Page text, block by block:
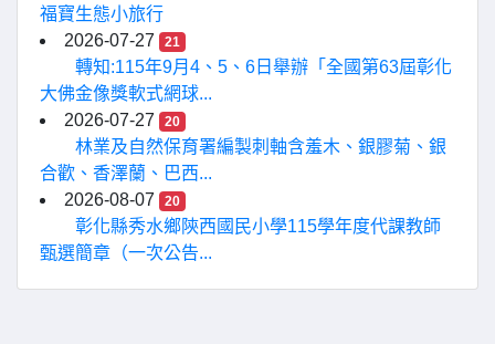
福寶生態小旅行
2026-07-27
21
轉知:115年9月4、5、6日舉辦「全國第63屆彰化
大佛金像獎軟式網球...
2026-07-27
20
林業及自然保育署編製刺軸含羞木、銀膠菊、銀
合歡、香澤蘭、巴西...
2026-08-07
20
彰化縣秀水鄉陝西國民小學115學年度代課教師
甄選簡章（一次公告...